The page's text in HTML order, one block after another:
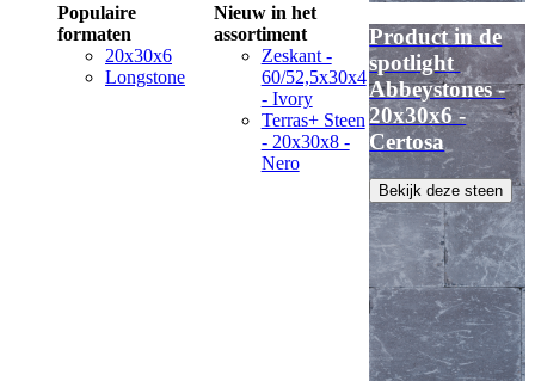
Populaire
formaten
20x30x6
Longstone
Nieuw in het
assortiment
Zeskant -
60/52,5x30x4
- Ivory
Terras+ Steen
- 20x30x8 -
Nero
Product in de
spotlight
Abbeystones -
20x30x6 -
Certosa
Bekijk deze steen